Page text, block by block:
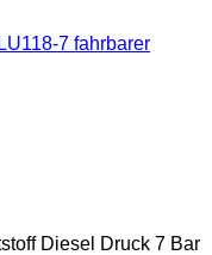
7 fahrbarer
Diesel Druck 7 Bar